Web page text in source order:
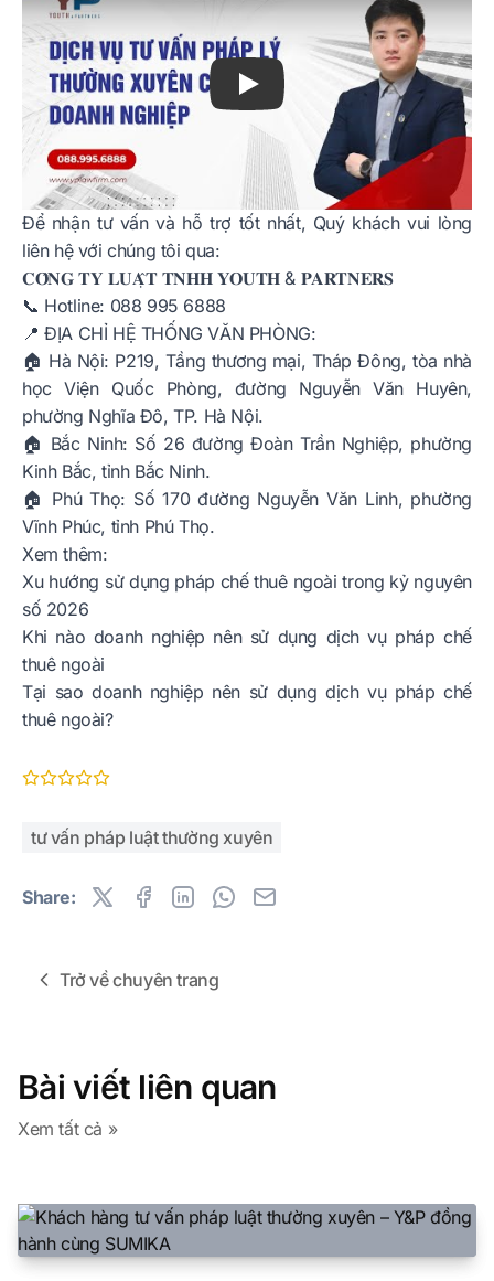
Để nhận tư vấn và hỗ trợ tốt nhất, Quý khách vui lòng
liên hệ với chúng tôi qua:
𝐂𝐎̂𝐍𝐆 𝐓𝐘 𝐋𝐔𝐀̣̂𝐓 𝐓𝐍𝐇𝐇 𝐘𝐎𝐔𝐓𝐇 & 𝐏𝐀𝐑𝐓𝐍𝐄𝐑𝐒
📞 Hotline: 088 995 6888
📍 ĐỊA CHỈ HỆ THỐNG VĂN PHÒNG:
🏠 Hà Nội: P219, Tầng thương mại, Tháp Đông, tòa nhà
học Viện Quốc Phòng, đường Nguyễn Văn Huyên,
phường Nghĩa Đô, TP. Hà Nội.
🏠 Bắc Ninh: Số 26 đường Đoàn Trần Nghiệp, phường
Kinh Bắc, tỉnh Bắc Ninh.
🏠 Phú Thọ: Số 170 đường Nguyễn Văn Linh, phường
Vĩnh Phúc, tỉnh Phú Thọ.
Xem thêm:
Xu hướng sử dụng pháp chế thuê ngoài trong kỷ nguyên
số 2026
Khi nào doanh nghiệp nên sử dụng dịch vụ pháp chế
thuê ngoài
Tại sao doanh nghiệp nên sử dụng dịch vụ pháp chế
thuê ngoài?
tư vấn pháp luật thường xuyên
Share:
Trở về chuyên trang
Bài viết liên quan
Xem tất cả »